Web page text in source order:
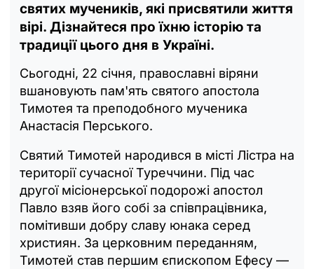
святих мучеників, які присвятили життя
вірі. Дізнайтеся про їхню історію та
традиції цього дня в Україні.
Сьогодні, 22 січня, православні віряни
вшановують пам'ять святого апостола
Тимотея та преподобного мученика
Анастасія Перського.
Святий Тимотей народився в місті Лістра на
території сучасної Туреччини. Під час
другої місіонерської подорожі апостол
Павло взяв його собі за співпрацівника,
помітивши добру славу юнака серед
християн. За церковним переданням,
Тимотей став першим єпископом Ефесу —